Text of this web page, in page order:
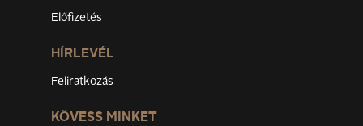
Előfizetés
HÍRLEVÉL
Feliratkozás
KÖVESS MINKET